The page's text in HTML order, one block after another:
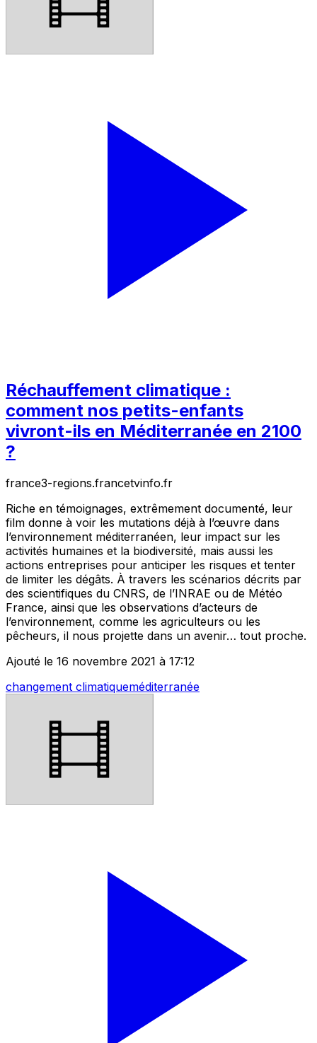
Réchauffement climatique :
comment nos petits-enfants
vivront-ils en Méditerranée en 2100
?
france3-regions.francetvinfo.fr
Riche en témoignages, extrêmement documenté, leur
film donne à voir les mutations déjà à l’œuvre dans
l’environnement méditerranéen, leur impact sur les
activités humaines et la biodiversité, mais aussi les
actions entreprises pour anticiper les risques et tenter
de limiter les dégâts. À travers les scénarios décrits par
des scientifiques du CNRS, de l’INRAE ou de Météo
France, ainsi que les observations d’acteurs de
l’environnement, comme les agriculteurs ou les
pêcheurs, il nous projette dans un avenir… tout proche.
Ajouté le 16 novembre 2021 à 17:12
changement climatiqueméditerranée